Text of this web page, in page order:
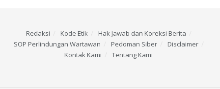
Redaksi Kode Etik
Hak Jawab dan Koreksi Berita
SOP Perlindungan Wartawan
Pedoman Siber
Disclaimer
Kontak Kami
Tentang Kami